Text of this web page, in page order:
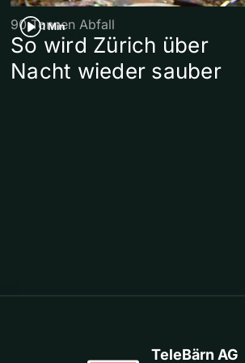
1 Min
90 Tonnen Abfall
So wird Zürich über
Nacht wieder sauber
TeleBärn AG